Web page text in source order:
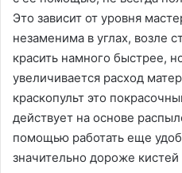
Это зависит от уровня
незаменима в углах, возле
красить намного быстрее,
увеличивается расход
краскопульт это
действует на основе
помощью работать еще
значительно дороже кистей